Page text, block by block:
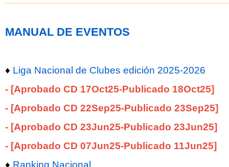
MANUAL DE EVENTOS
♦ Liga Nacional de Clubes edición 2025-2026
- [Aprobado CD 17Oct25-Publicado 18Oct25]
- [Aprobado CD 22Sep25-Publicado 23Sep25]
- [Aprobado CD 23Jun25-Publicado 23Jun25]
- [Aprobado CD 07Jun25-Publicado 11Jun25]
♦ Ranking Nacional